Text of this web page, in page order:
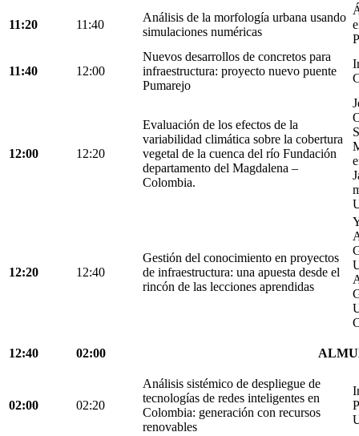
11:20 11:40
Análisis de la morfología urbana usando
simulaciones numéricas
11:40 12:00
Nuevos desarrollos de concretos para
infraestructura: proyecto nuevo puente
Pumarejo
12:00 12:20
Evaluación de los efectos de la
variabilidad climática sobre la cobertura
vegetal de la cuenca del río Fundación
departamento del Magdalena –
Colombia.
12:20 12:40
Gestión del conocimiento en proyectos
de infraestructura: una apuesta desde el
rincón de las lecciones aprendidas
12:40 02:00
02:00 02:20
Análisis sistémico de despliegue de
tecnologías de redes inteligentes en
Colombia: generación con recursos
renovables